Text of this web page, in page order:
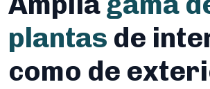
plantas de
como de